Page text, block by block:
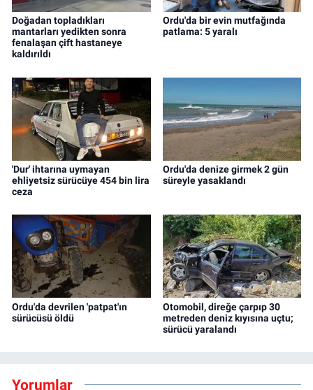
Doğadan topladıkları
mantarları yedikten sonra
fenalaşan çift hastaneye
kaldırıldı
Ordu'da bir evin mutfağında
patlama: 5 yaralı
'Dur' ihtarına uymayan
ehliyetsiz sürücüye 454 bin lira
ceza
Ordu'da denize girmek 2 gün
süreyle yasaklandı
Ordu'da devrilen 'patpat'ın
sürücüsü öldü
Otomobil, direğe çarpıp 30
metreden deniz kıyısına uçtu;
sürücü yaralandı
Yorumlar